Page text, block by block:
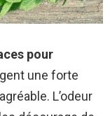
pour
une forte
L’odeur